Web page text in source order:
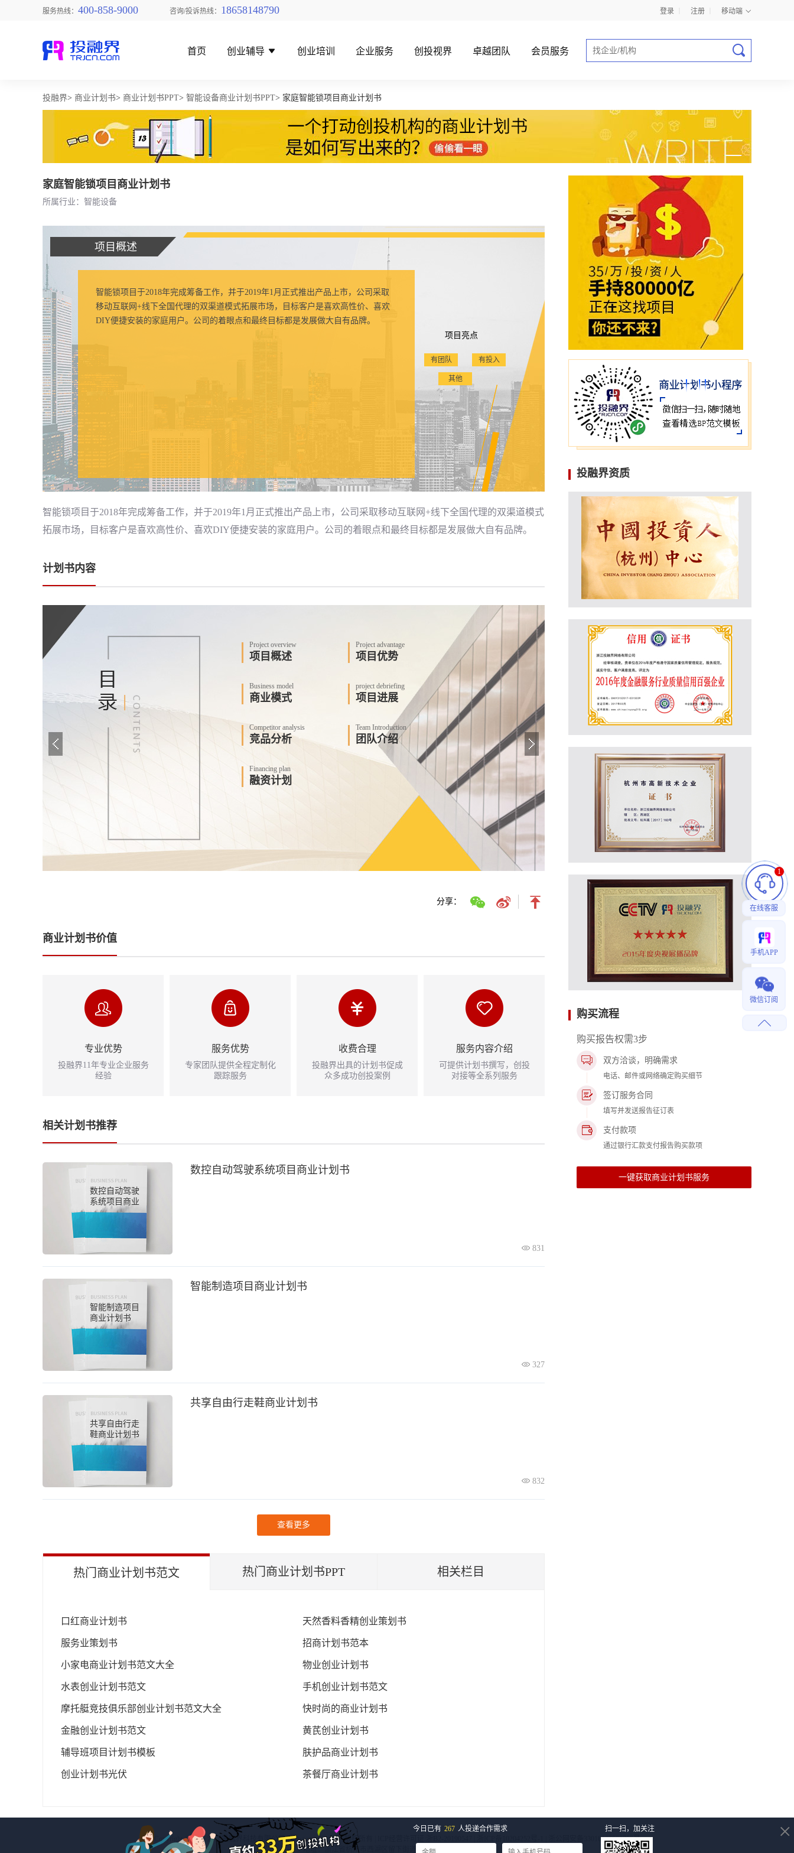
服务热线： 400-858-9000 咨询/投诉热线： 18658148790 登录 注册 移动端
首页 创业辅导 创业培训 企业服务 创投视界 卓越团队 会员服务
找创业项目 找创投机构 创投对接活动 商业计划书指导
投融界> 商业计划书> 商业计划书PPT> 智能设备商业计划书PPT> 家庭智能锁项目商业计划书
家庭智能锁项目商业计划书
所属行业：智能设备
项目概述
智能锁项目于2018年完成筹备工作，并于2019年1月正式推出产品上市，公司采取
移动互联网+线下全国代理的双渠道模式拓展市场，目标客户是喜欢高性价、喜欢
DIY便捷安装的家庭用户。公司的着眼点和最终目标都是发展做大自有品牌。
项目亮点
有团队 有投入
其他
智能锁项目于2018年完成筹备工作，并于2019年1月正式推出产品上市，公司采取移动互联网+线下全国代理的双渠道模式
拓展市场，目标客户是喜欢高性价、喜欢DIY便捷安装的家庭用户。公司的着眼点和最终目标都是发展做大自有品牌。
计划书内容
Project overview
项目概述 项目优势
Project advantage
商业模式
Business model
项目进展
project debriefing
竞品分析
Competitor analysis
团队介绍
Team Introduction
融资计划
Financing plan
项目概述
智能锁项目于2018年完成筹备工作，并于2019年1月
移动互联网+线下全国代理的双渠道模式拓展市场，
DIY便捷安装的家庭用户。公司的着眼点和最终目标
分享：
商业计划书价值
专业优势
投融界11年专业企业服务
经验
服务优势
专家团队提供全程定制化
跟踪服务
收费合理
投融界出具的计划书促成
众多成功创投案例
服务内容介绍
可提供计划书撰写，创投
对接等全系列服务
相关计划书推荐
数控自动驾驶
系统项目商业
计划书
数控自动驾驶系统项目商业计划书
831
智能制造项目
商业计划书
智能制造项目商业计划书
327
共享自由行走
鞋商业计划书
共享自由行走鞋商业计划书
832
查看更多
热门商业计划书范文 热门商业计划书PPT 相关栏目
口红商业计划书 天然香料香精创业策划书
服务业策划书 招商计划书范本
小家电商业计划书范文大全 物业创业计划书
水表创业计划书范文 手机创业计划书范文
摩托艇竞技俱乐部创业计划书范文大全 快时尚的商业计划书
金融创业计划书范文 黄芪创业计划书
辅导班项目计划书模板 肤护品商业计划书
创业计划书光伏 茶餐厅商业计划书
投融界资质
购买流程
购买报告权需3步
双方洽谈，明确需求
电话、邮件或网络确定购买细节
签订服务合同
填写并发送报告征订表
支付款项
通过银行汇款支付报告购买款项
一键获取商业计划书服务
Copyright © 2026 浙江投融界科技有限公司（www.trjcn.com） 版权所有 | ICP经营许可证:浙B2-20190547 |
| 浙公网安备33010602000759号
地址：浙江省杭州市西湖区留下街道西溪路740号7号楼301室
在线客服
1
手机APP
微信订阅
今日已有 267 人投递合作需求 扫一扫，加关注 ×